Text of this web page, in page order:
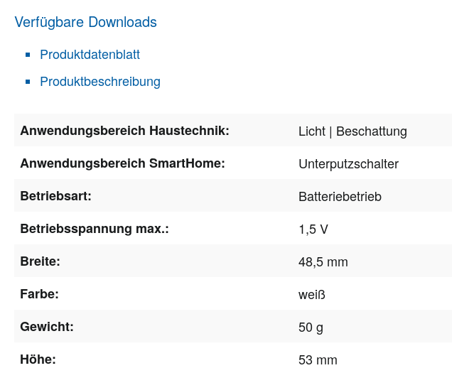
Verfügbare Downloads
Produktdatenblatt
Produktbeschreibung
Anwendungsbereich Haustechnik: Licht | Beschattung
Anwendungsbereich SmartHome:
Unterputzschalter
Betriebsart:
Batteriebetrieb
Betriebsspannung max.:
1,5 V
Breite:
48,5 mm
Farbe:
weiß
Gewicht:
50 g
Höhe:
53 mm